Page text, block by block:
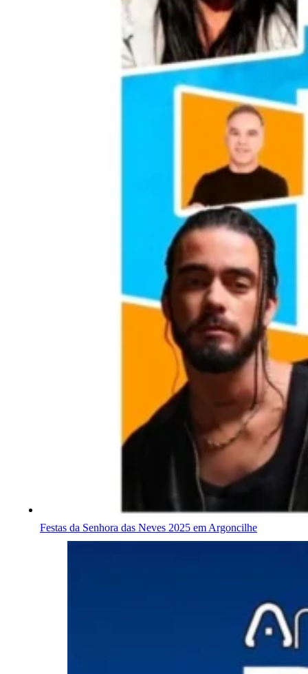
Festas da Senhora das Neves 2025 em Argoncilhe